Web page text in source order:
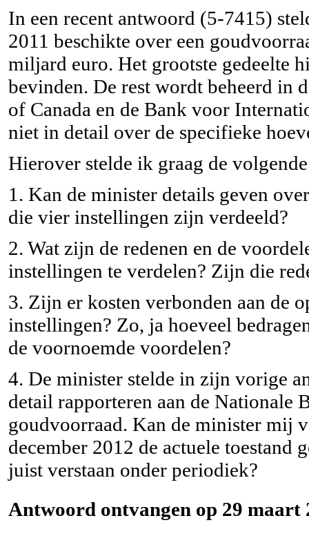
In een recent antwoord (5-7415)
2011 beschikte over een
miljard euro. Het grootste gedeelte
bevinden. De rest wordt beheerd in
of Canada en de Bank voor
niet in detail over de specifieke
Hierover stelde ik graag de
1. Kan de minister details geven
die vier instellingen zijn verdeeld?
2. Wat zijn de redenen en de
instellingen te verdelen? Zijn die
3. Zijn er kosten verbonden aan de
instellingen? Zo, ja hoeveel
de voornoemde voordelen?
4. De minister stelde in zijn vorige
detail rapporteren aan de Nationale
goudvoorraad. Kan de minister mij
december 2012 de actuele toestand
juist verstaan onder periodiek?
Antwoord ontvangen op 29 maart